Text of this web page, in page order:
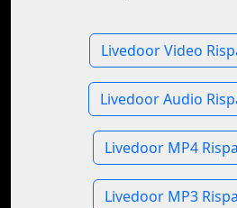
Livedoor Video
Livedoor Audio
Livedoor MP4
Livedoor MP3